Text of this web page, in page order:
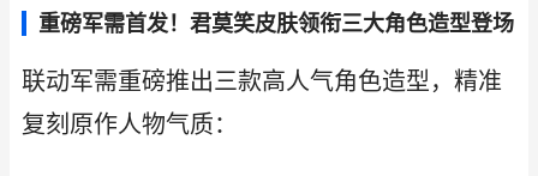
重磅军需首发！君莫笑皮肤领衔三大角色造型登场
联动军需重磅推出三款高人气角色造型，精准
复刻原作人物气质：